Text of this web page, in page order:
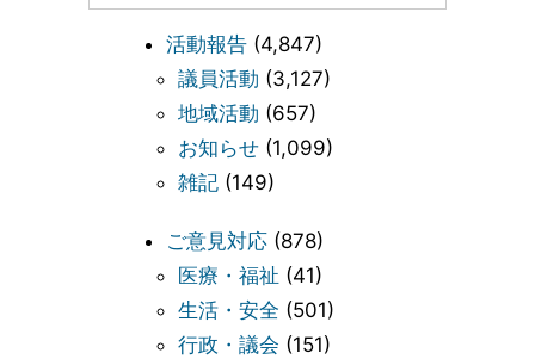
活動報告 (4,847)
議員活動 (3,127)
地域活動 (657)
お知らせ (1,099)
雑記 (149)
ご意見対応 (878)
医療・福祉 (41)
生活・安全 (501)
行政・議会 (151)